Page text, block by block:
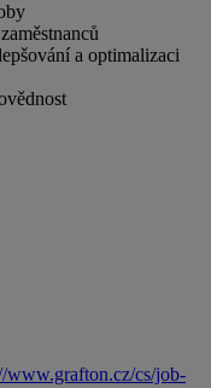
a optimalizaci
www.grafton.cz/cs/job-